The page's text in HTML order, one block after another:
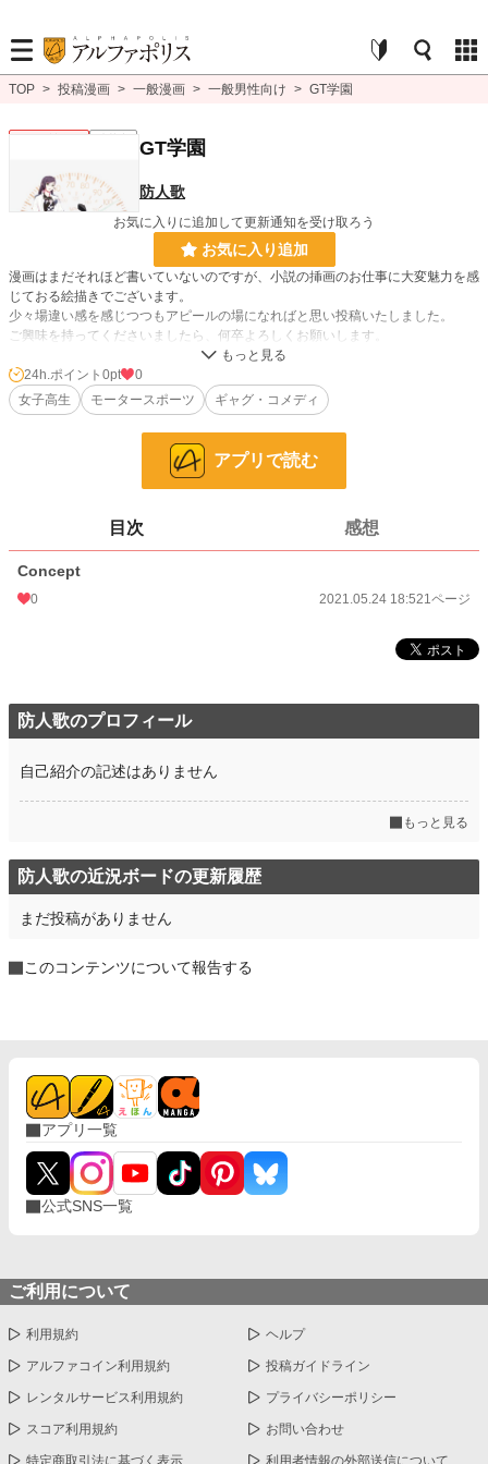
TOP > 投稿漫画 > 一般漫画 > 一般男性向け > GT学園
GT学園
防人歌
お気に入りに追加して更新通知を受け取ろう
お気に入り追加
漫画はまだそれほど書いていないのですが、小説の挿画のお仕事に大変魅力を感
じておる絵描きでございます。
少々場違い感を感じつつもアピールの場になればと思い投稿いたしました。
ご興味を持ってくださいましたら、何卒よろしくお願いします。
漫画 8,557 位 / 8,557 件
更新日時
年間ポイント 49 pt (4,345 位)
累計ポイント 1,945 pt (5,287 位)
24h.ポイント 0pt
0
女子高生
モータースポーツ ギャグ・コメディ
アプリで読む
目次 感想
Concept
0 2021.05.24 18:521ページ
防人歌のプロフィール
自己紹介の記述はありません
もっと見る
防人歌の近況ボードの更新履歴
まだ投稿がありません
このコンテンツについて報告する
アプリ一覧
公式SNS一覧
ご利用について
利用規約 ヘルプ
アルファコイン利用規約 投稿ガイドライン
レンタルサービス利用規約 プライバシーポリシー
スコア利用規約 お問い合わせ
特定商取引法に基づく表示 利用者情報の外部送信について